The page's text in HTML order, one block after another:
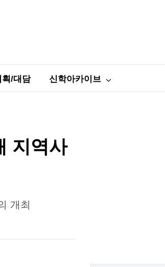
획/대담 신학아카이브
지역사
개최